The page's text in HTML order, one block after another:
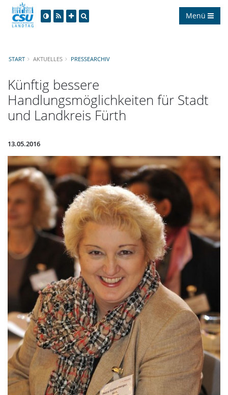
Menü
START AKTUELLES PRESSEARCHIV
Künftig bessere
Handlungsmöglichkeiten für Stadt
und Landkreis Fürth
13.05.2016